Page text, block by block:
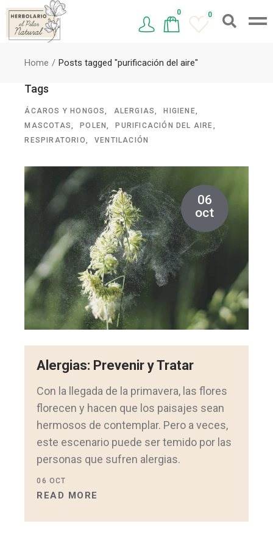
0 0
Home Posts tagged "purificación del aire"
Tags
ÁCAROS Y HONGOS ALERGIAS
HIGIENE
MASCOTAS
POLEN
PURIFICACIÓN DEL AIRE
RESPIRATORIO
VENTILACIÓN
06
oct
Alergias: Prevenir y Tratar
Con la llegada de la primavera, las flores
florecen y hacen que los paisajes sean
hermosos de contemplar. Pero a veces,
este escenario puede ser temido por las
personas que sufren alergias.
READ MORE
06 OCT